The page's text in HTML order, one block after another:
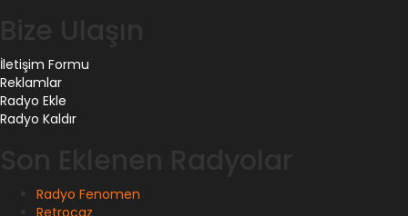
İletişim Formu
Reklamlar
Radyo Ekle
Radyo Kaldır
Radyo Fenomen